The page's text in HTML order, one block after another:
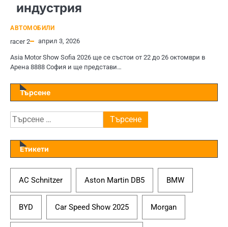
индустрия
АВТОМОБИЛИ
racer 2 април 3, 2026
Asia Motor Show Sofia 2026 ще се състои от 22 до 26 октомври в
Арена 8888 София и ще представи…
Търсене
Търсене
за:
Етикети
AC Schnitzer Aston Martin DB5 BMW
BYD Car Speed Show 2025 Morgan